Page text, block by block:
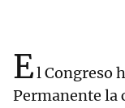
El Congreso
Permanente la